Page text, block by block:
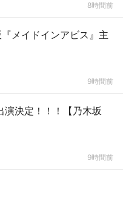
8時間前
メイドインアビス』主
9時間前
決定！！！【乃木坂
9時間前